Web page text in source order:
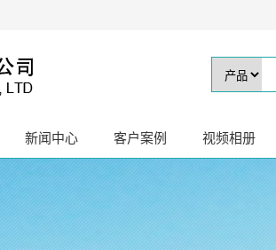
新闻中心 客户案例 视频相册